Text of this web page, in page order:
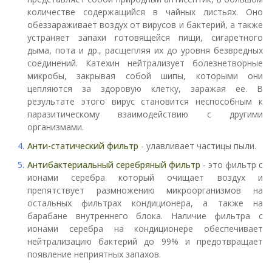
количестве содержащийся в чайных листьях. Оно
обеззараживает воздух от вирусов и бактерий, а также
устраняет запахи готовящейся пищи, сигаретного
дыма, пота и др., расщепляя их до уровня безвредных
соединений. Катехин нейтрализует болезнетворные
микробы, закрывая собой шипы, которыми они
цепляются за здоровую клетку, заражая ее. В
результате этого вирус становится неспособным к
паразитическому взаимодействию с другими
организмами.
Анти-статический фильтр - улавливает частицы пыли.
Антибактериальный серебряный фильтр - это фильтр с
ионами серебра который очищает воздух и
препятствует размножению микроорганизмов на
остальных фильтрах кондиционера, а также на
барабане внутреннего блока. Наличие фильтра с
ионами серебра на кондиционере обеспечивает
нейтрализацию бактерий до 99% и предотвращает
появление неприятных запахов.